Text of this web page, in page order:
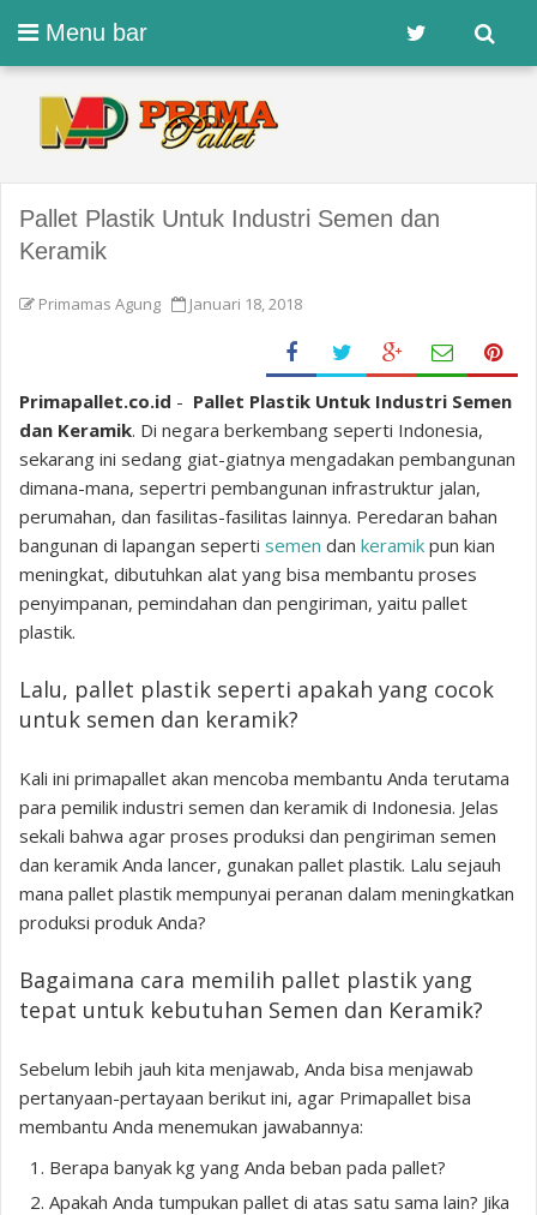
Menu bar
Pallet Plastik Untuk Industri Semen dan
Keramik
Primamas Agung Januari 18, 2018
Primapallet.co.id - Pallet Plastik Untuk Industri Semen
dan Keramik. Di negara berkembang seperti Indonesia,
sekarang ini sedang giat-giatnya mengadakan pembangunan
dimana-mana, sepertri pembangunan infrastruktur jalan,
perumahan, dan fasilitas-fasilitas lainnya. Peredaran bahan
bangunan di lapangan seperti semen dan keramik pun kian
meningkat, dibutuhkan alat yang bisa membantu proses
penyimpanan, pemindahan dan pengiriman, yaitu pallet
plastik.
Lalu, pallet plastik seperti apakah yang cocok
untuk semen dan keramik?
Kali ini primapallet akan mencoba membantu Anda terutama
para pemilik industri semen dan keramik di Indonesia. Jelas
sekali bahwa agar proses produksi dan pengiriman semen
dan keramik Anda lancer, gunakan pallet plastik. Lalu sejauh
mana pallet plastik mempunyai peranan dalam meningkatkan
produksi produk Anda?
Bagaimana cara memilih pallet plastik yang
tepat untuk kebutuhan Semen dan Keramik?
Sebelum lebih jauh kita menjawab, Anda bisa menjawab
pertanyaan-pertayaan berikut ini, agar Primapallet bisa
membantu Anda menemukan jawabannya:
Berapa banyak kg yang Anda beban pada pallet?
Apakah Anda tumpukan pallet di atas satu sama lain? Jika